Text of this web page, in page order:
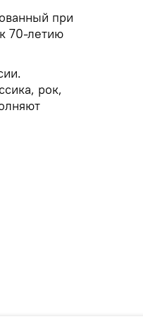
при
70-летию
рок,